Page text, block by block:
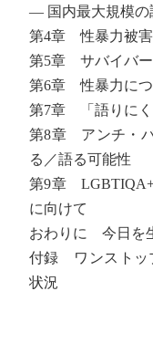
― 国内最大規模
第4章 性暴力被
第5章 サバイバー
第6章 性暴力につ
第7章 「語りにく
第8章 アンチ・
る／語る可能性
第9章
に向けて
おわりに 今日を
付録 ワンストッ
状況